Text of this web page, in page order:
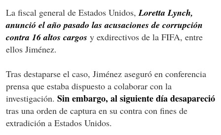
La fiscal general de Estados Unidos,Loretta Lynch,
anunció el año pasado las acusaciones de corrupción
contra 16 altos cargos y exdirectivos de la FIFA, entre
ellos Jiménez.
Tras destaparse el caso, Jiménez aseguró en conferencia
prensa que estaba dispuesto a colaborar con la
investigación. Sin embargo, al siguiente día desapareció
tras una orden de captura en su contra con fines de
extradición a Estados Unidos.